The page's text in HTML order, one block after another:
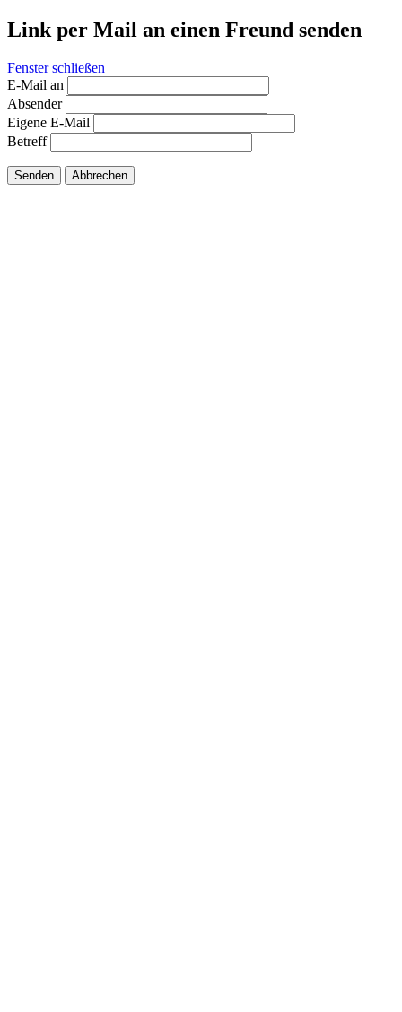
Link per Mail an einen Freund senden
Fenster schließen
E-Mail an
Absender
Eigene E-Mail
Betreff
Senden Abbrechen